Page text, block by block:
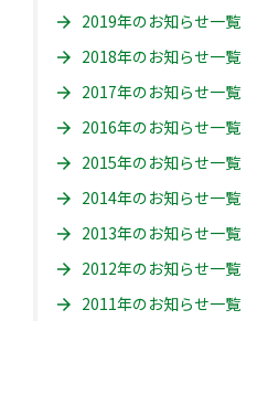
2019年のお知らせ一覧
2018年のお知らせ一覧
2017年のお知らせ一覧
2016年のお知らせ一覧
2015年のお知らせ一覧
2014年のお知らせ一覧
2013年のお知らせ一覧
2012年のお知らせ一覧
2011年のお知らせ一覧